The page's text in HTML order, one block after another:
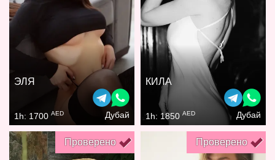
ЭЛЯ
1h: 1700 AED Дубай
КИЛА
1h: 1850 AED Дубай
Проверено Проверено